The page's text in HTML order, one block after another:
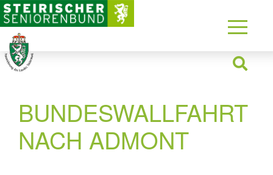
BUNDESWALLFAHRT
NACH ADMONT